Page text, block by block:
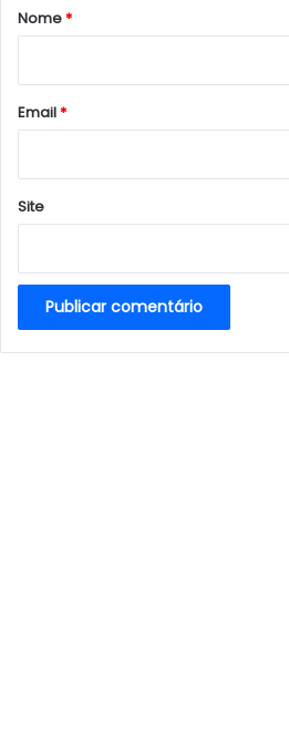
r
*
Nome*
Email*
Site